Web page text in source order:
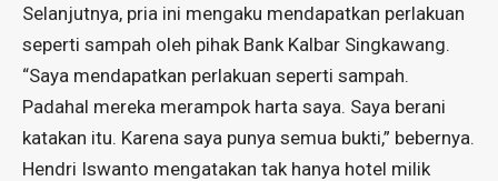
Selanjutnya, pria ini mengaku mendapatkan perlakuan
seperti sampah oleh pihak Bank Kalbar Singkawang.
“Saya mendapatkan perlakuan seperti sampah.
Padahal mereka merampok harta saya. Saya berani
katakan itu. Karena saya punya semua bukti,” bebernya.
Hendri Iswanto mengatakan tak hanya hotel milik